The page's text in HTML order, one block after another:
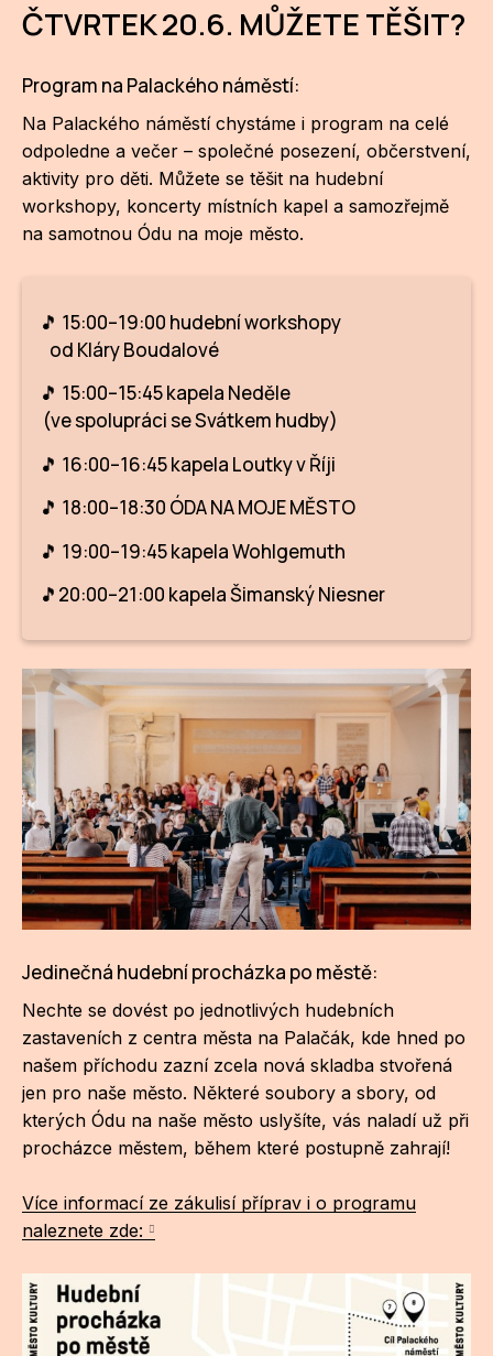
ČTVRTEK 20.6. MŮŽETE TĚŠIT?
Program na Palackého náměstí:
Na Palackého náměstí chystáme i program na celé
odpoledne a večer – společné posezení, občerstvení,
aktivity pro děti. Můžete se těšit na hudební
workshopy, koncerty místních kapel a samozřejmě
na samotnou Ódu na moje město.
🎵 15:00–19:00 hudební workshopy
od Kláry Boudalové
🎵 15:00–15:45 kapela Neděle
(ve spolupráci se Svátkem hudby)
🎵 16:00–16:45 kapela Loutky v Říji
🎵 18:00–18:30 ÓDA NA MOJE MĚSTO
🎵 19:00–19:45 kapela Wohlgemuth
🎵20:00–21:00 kapela Šimanský Niesner
Jedinečná hudební procházka po městě:
Nechte se dovést po jednotlivých hudebních
zastaveních z centra města na Palačák, kde hned po
našem příchodu zazní zcela nová skladba stvořená
jen pro naše město. Některé soubory a sbory, od
kterých Ódu na naše město uslyšíte, vás naladí už při
procházce městem, během které postupně zahrají!
Více informací ze zákulisí příprav i o programu
naleznete zde: